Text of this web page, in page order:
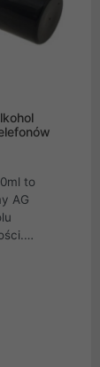
to
AG